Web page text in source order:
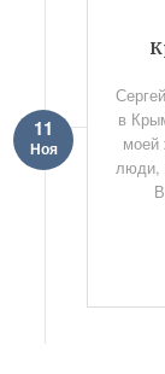
11
Ноя
в
моей
люди,